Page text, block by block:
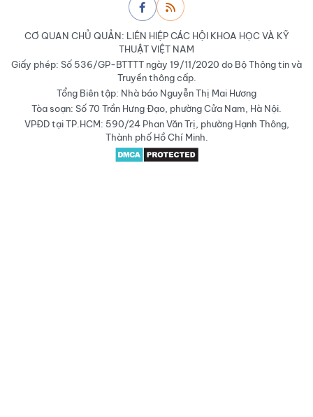
CƠ QUAN CHỦ QUẢN: LIÊN HIỆP CÁC HỘI KHOA HỌC VÀ KỸ
THUẬT VIỆT NAM
Giấy phép: Số 536/GP-BTTTT ngày 19/11/2020 do Bộ Thông tin và
Truyền thông cấp.
Tổng Biên tập: Nhà báo Nguyễn Thị Mai Hương
Tòa soạn: Số 70 Trần Hưng Đạo, phường Cửa Nam, Hà Nội.
VPĐD tại TP.HCM: 590/24 Phan Văn Trị, phường Hạnh Thông,
Thành phố Hồ Chí Minh.